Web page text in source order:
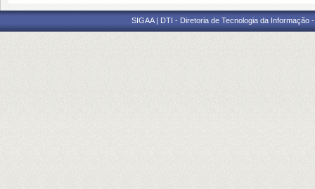
SIGAA | DTI - Diretoria de Tecnologia da